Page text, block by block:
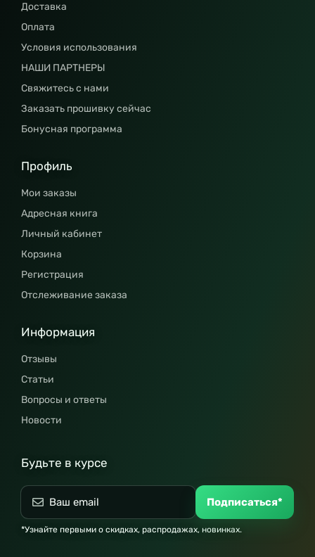
Доставка
Оплата
Условия использования
НАШИ ПАРТНЕРЫ
Свяжитесь с нами
Заказать прошивку сейчас
Бонусная программа
Профиль
Мои заказы
Адресная книга
Личный кабинет
Корзина
Регистрация
Отслеживание заказа
Информация
Отзывы
Статьи
Вопросы и ответы
Новости
Будьте в курсе
Подписаться*
*Узнайте первыми о скидках, распродажах, новинках.